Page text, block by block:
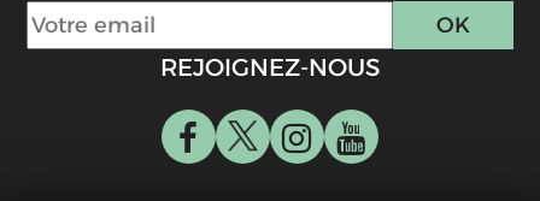
REJOIGNEZ-NOUS